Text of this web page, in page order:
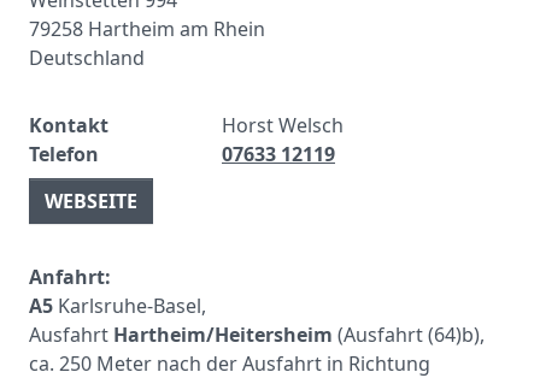
79258 Hartheim am Rhein
Deutschland
Kontakt
Horst Welsch
Telefon
07633 12119
WEBSEITE
Anfahrt:
A5 Karlsruhe-Basel,
Ausfahrt Hartheim/Heitersheim (Ausfahrt (64)b),
ca. 250 Meter nach der Ausfahrt in Richtung